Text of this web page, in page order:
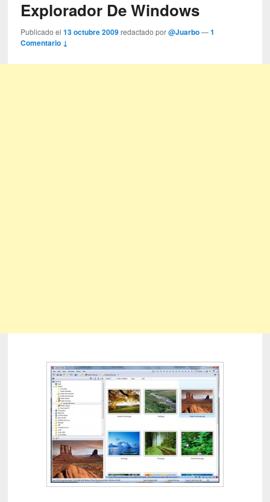
Explorador De Windows
Publicado el13 octubre 2009 redactado por@Juarbo —1
Comentario ↓